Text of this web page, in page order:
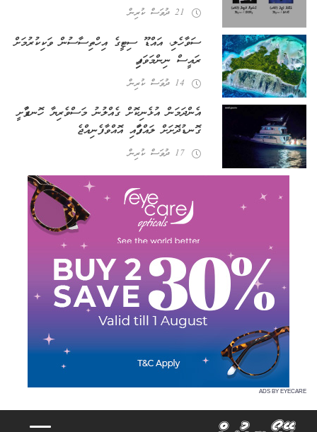
21 ދުވަސް ކުރިން
ސަވާހެލި، އައްޑޫ ސިޓީގެ އިހްތިސާސުން ވަކިކުރުމަށް
ރައީސް ނިންމަވައިފި
14 ދުވަސް ކުރިން
އެންދަމަން އުޅެނިކޮށް ގެއްލުނު މަސްވެރިޔާ ހޮނޑާފުށީ
ގޮނޑުދޮށަށް ލައްގާފައި އޮއްވާ ފެނިއްޖެ
17 ދުވަސް ކުރިން
ADS BY EYECARE